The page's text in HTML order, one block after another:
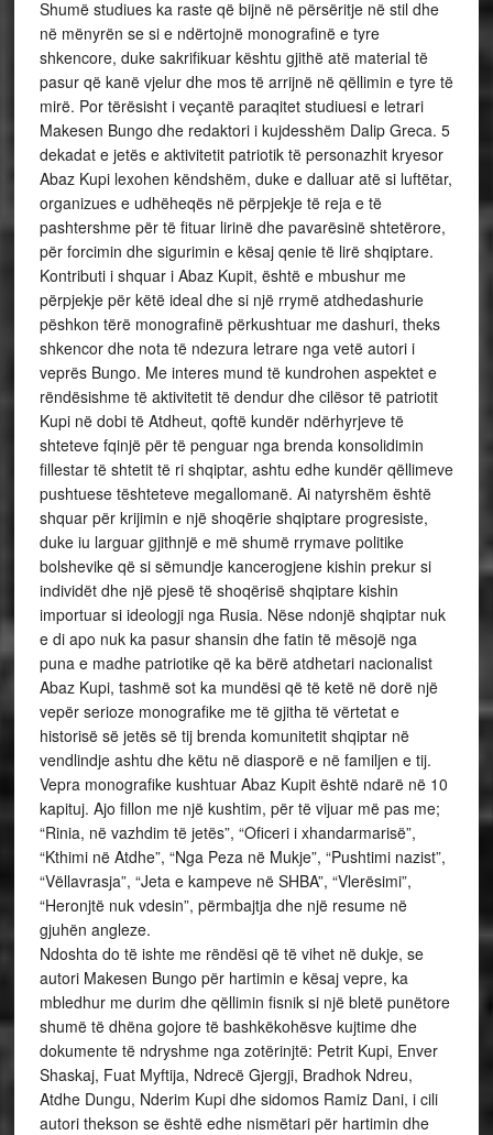
Shumë studiues ka raste që bijnë në përsëritje në stil dhe
në mënyrën se si e ndërtojnë monografinë e tyre
shkencore, duke sakrifikuar kështu gjithë atë material të
pasur që kanë vjelur dhe mos të arrijnë në qëllimin e tyre të
mirë. Por tërësisht i veçantë paraqitet studiuesi e letrari
Makesen Bungo dhe redaktori i kujdesshëm Dalip Greca. 5
dekadat e jetës e aktivitetit patriotik të personazhit kryesor
Abaz Kupi lexohen këndshëm, duke e dalluar atë si luftëtar,
organizues e udhëheqës në përpjekje të reja e të
pashtershme për të fituar lirinë dhe pavarësinë shtetërore,
për forcimin dhe sigurimin e kësaj qenie të lirë shqiptare.
Kontributi i shquar i Abaz Kupit, është e mbushur me
përpjekje për këtë ideal dhe si një rrymë atdhedashurie
pëshkon tërë monografinë përkushtuar me dashuri, theks
shkencor dhe nota të ndezura letrare nga vetë autori i
veprës Bungo. Me interes mund të kundrohen aspektet e
rëndësishme të aktivitetit të dendur dhe cilësor të patriotit
Kupi në dobi të Atdheut, qoftë kundër ndërhyrjeve të
shteteve fqinjë për të penguar nga brenda konsolidimin
fillestar të shtetit të ri shqiptar, ashtu edhe kundër qëllimeve
pushtuese tështeteve megallomanë. Ai natyrshëm është
shquar për krijimin e një shoqërie shqiptare progresiste,
duke iu larguar gjithnjë e më shumë rrymave politike
bolshevike që si sëmundje kancerogjene kishin prekur si
individët dhe një pjesë të shoqërisë shqiptare kishin
importuar si ideologji nga Rusia. Nëse ndonjë shqiptar nuk
e di apo nuk ka pasur shansin dhe fatin të mësojë nga
puna e madhe patriotike që ka bërë atdhetari nacionalist
Abaz Kupi, tashmë sot ka mundësi që të ketë në dorë një
vepër serioze monografike me të gjitha të vërtetat e
historisë së jetës së tij brenda komunitetit shqiptar në
vendlindje ashtu dhe këtu në diasporë e në familjen e tij.
Vepra monografike kushtuar Abaz Kupit është ndarë në 10
kapituj. Ajo fillon me një kushtim, për të vijuar më pas me;
“Rinia, në vazhdim të jetës”, “Oficeri i xhandarmarisë”,
“Kthimi në Atdhe”, “Nga Peza në Mukje”, “Pushtimi nazist”,
“Vëllavrasja”, “Jeta e kampeve në SHBA”, “Vlerësimi”,
“Heronjtë nuk vdesin”, përmbajtja dhe një resume në
gjuhën angleze.
Ndoshta do të ishte me rëndësi që të vihet në dukje, se
autori Makesen Bungo për hartimin e kësaj vepre, ka
mbledhur me durim dhe qëllimin fisnik si një bletë punëtore
shumë të dhëna gojore të bashkëkohësve kujtime dhe
dokumente të ndryshme nga zotërinjtë: Petrit Kupi, Enver
Shaskaj, Fuat Myftija, Ndrecë Gjergji, Bradhok Ndreu,
Atdhe Dungu, Nderim Kupi dhe sidomos Ramiz Dani, i cili
autori thekson se është edhe nismëtari për hartimin dhe